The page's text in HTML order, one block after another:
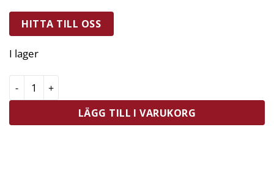
HITTA TILL OSS
I lager
LÄGG TILL I VARUKORG